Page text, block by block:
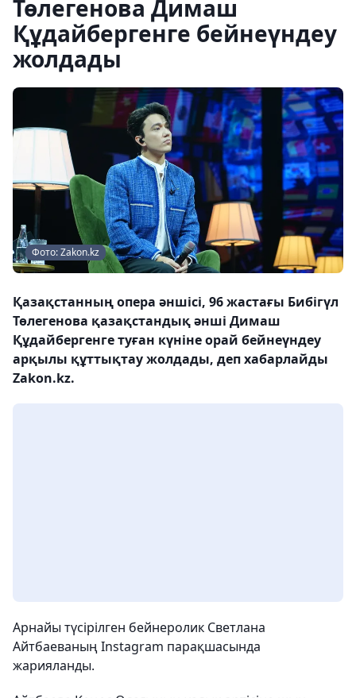
Төлегенова Димаш
Құдайбергенге бейнеүндеу
жолдады
Фото: Zakon.kz
Қазақстанның опера әншісі, 96 жастағы Бибігүл
Төлегенова қазақстандық әнші Димаш
Құдайбергенге туған күніне орай бейнеүндеу
арқылы құттықтау жолдады, деп хабарлайды
Zakon.kz.
Арнайы түсірілген бейнеролик Светлана
Айтбаеваның Instagram парақшасында
жарияланды.